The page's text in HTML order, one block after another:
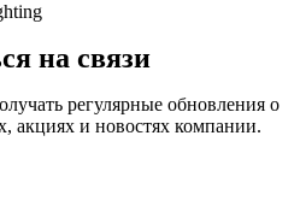
на связи
регулярные обновления о
акциях и новостях компании.